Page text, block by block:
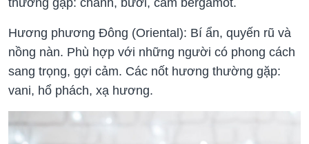
thường gặp: chanh, bưởi, cam bergamot.
Hương phương Đông (Oriental): Bí ẩn, quyến rũ và
nồng nàn. Phù hợp với những người có phong cách
sang trọng, gợi cảm. Các nốt hương thường gặp:
vani, hổ phách, xạ hương.